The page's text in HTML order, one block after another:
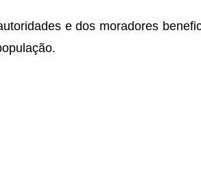
e dos moradores